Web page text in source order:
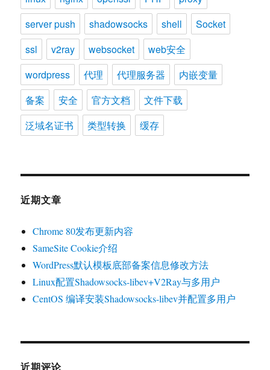
server push
shadowsocks shell
Socket
ssl
v2ray websocket
web安全
wordpress
代理 代理服务器
内嵌变量
备案
安全 官方文档
文件下载
泛域名证书
类型转换 缓存
近期文章
Chrome 80发布更新内容
SameSite Cookie介绍
WordPress默认模板底部备案信息修改方法
Linux配置Shadowsocks-libev+V2Ray与多用户
CentOS 编译安装Shadowsocks-libev并配置多用户
近期评论